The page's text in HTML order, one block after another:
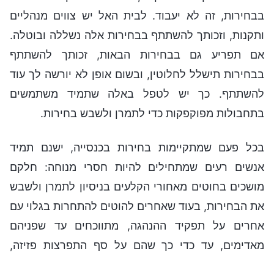
בבחירות, זה לא יעבוד. לבית האל יש צווים מנהליים
ותקנות, וזכותך להשתתף בבחירות אלה נשללה ובוטלה.
אם תפריע גם בבחירות הבאות, זכותך להשתתף
בבחירות תישלל לחלוטין, ובשום אופן לא יורשה לך עוד
להשתתף. כך יש לטפל באלה שתמיד משתמשים
בתחבולות מפוקפקות כדי לתמרן ולשבש בחירות.
בכל פעם שמתקיימות בחירות בכנסייה, ישנם תמיד
אנשים רעים שמתחילים להיות חסרי מנוחה: חלקם
מושכים בחוטים מאחורי הקלעים בניסיון לתמרן ולשבש
את הבחירות, בעוד שאחרים להוטים להתחרות בגלוי עם
אחרים על תפקיד ההנהגה, מתווכחים עד שפניהם
מאדימים, עד כדי כך שהם על סף התפרצות פזיזה,